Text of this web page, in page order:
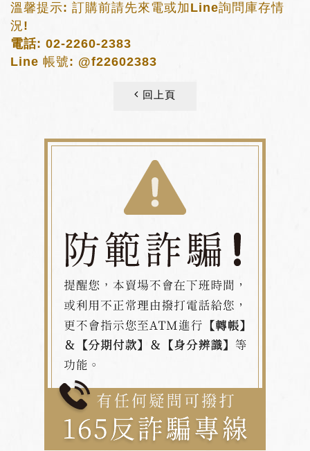
溫馨提示: 訂購前請先來電或加Line詢問庫存情
況!
電話: 02-2260-2383
Line 帳號: @f22602383
回上頁